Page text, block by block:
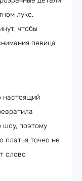
луке.
чтобы
певица
настоящий
шоу, поэтому
платья точно не
слово